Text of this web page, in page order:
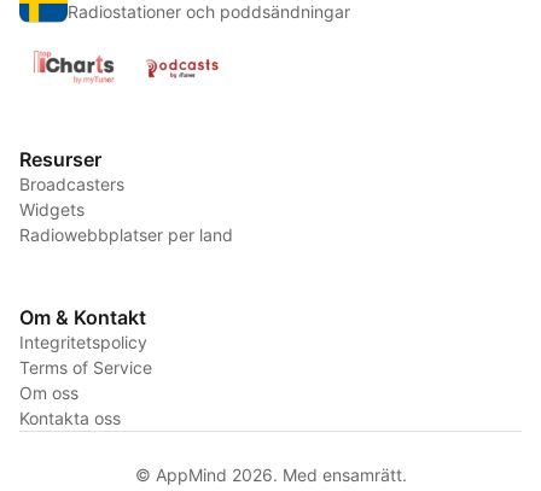
Radiostationer och poddsändningar
Resurser
Broadcasters
Widgets
Radiowebbplatser per land
Om & Kontakt
Integritetspolicy
Terms of Service
Om oss
Kontakta oss
© AppMind 2026. Med ensamrätt.